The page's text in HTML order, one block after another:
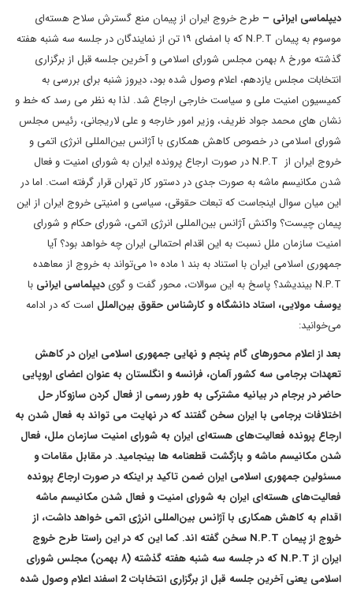
دیپلماسی ایرانی – طرح خروج ایران از پیمان منع گسترش سلاح هسته‌ای
موسوم به پیمان N.P.T که با امضای ۱۹ تن از نمایندگان در جلسه سه شنبه هفته
گذشته مورخ ۸ بهمن مجلس شورای اسلامی و آخرین جلسه قبل از برگزاری
انتخابات مجلس یازدهم، اعلام وصول شده بود، دیروز شنبه برای بررسی به
کمیسیون امنیت ملی و سیاست خارجی ارجاع شد. لذا به نظر می رسد که خط و
نشان های محمد جواد ظریف، وزیر امور خارجه و علی لاریجانی، رئیس مجلس
شورای اسلامی در خصوص کاهش همکاری با آژانس بین‌المللی انرژی اتمی و
خروج ایران از N.P.T در صورت ارجاع پرونده ایران به شورای امنیت و فعال
شدن مکانیسم ماشه به صورت جدی در دستور کار تهران قرار گرفته است. اما در
این میان سوال اینجاست که تبعات حقوقی، سیاسی و امنیتی خروج ایران از این
پیمان چیست؟ واکنش آژانس بین‌المللی انرژی اتمی، شورای حکام و شورای
امنیت سازمان ملل نسبت به این اقدام احتمالی ایران چه خواهد بود؟ آیا
جمهوری اسلامی ایران با استناد به بند ۱ ماده ۱۰ می‌تواند به خروج از معاهده
N.P.T بیندیشد؟ پاسخ به این سوالات، محور گفت و گوی
دیپلماسی ایرانی با
یوسف مولایی، استاد دانشگاه و کارشناس حقوق بین‌الملل است که در ادامه
می‌خوانید:
بعد از اعلام محورهای گام پنجم و نهایی جمهوری اسلامی ایران در کاهش
تعهدات برجامی سه کشور آلمان، فرانسه و انگلستان به عنوان اعضای اروپایی
حاضر در برجام در بیانیه مشترکی به طور رسمی از فعال کردن سازوکار حل
اختلافات برجامی با ایران سخن گفتند که در نهایت می تواند به فعال شدن به
ارجاع پرونده فعالیت‌های هسته‌ای ایران به شورای امنیت سازمان ملل، فعال
شدن مکانیسم ماشه و بازگشت قطعنامه ها بینجامید. در مقابل مقامات و
مسئولین جمهوری اسلامی ایران ضمن تاکید بر اینکه در صورت ارجاع پرونده
فعالیت‌های هسته‌ای ایران به شورای امنیت و فعال شدن مکانیسم ماشه
اقدام به کاهش همکاری با آژانس بین‌المللی انرژی اتمی خواهد داشت، از
خروج از پیمان N.P.T سخن گفته اند. کما این که در این راستا طرح خروج
ایران از N.P.T که در جلسه سه شنبه هفته گذشته (۸ بهمن) مجلس شورای
اسلامی یعنی آخرین جلسه قبل از برگزاری انتخابات 2 اسفند اعلام وصول شده